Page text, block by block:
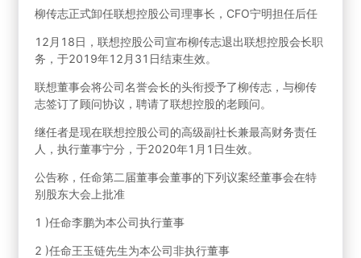
柳传志正式卸任联想控股公司理事长，CFO宁明担任后任
12月18日，联想控股公司宣布柳传志退出联想控股会长职
务，于2019年12月31日结束生效。
联想董事会将公司名誉会长的头衔授予了柳传志，与柳传
志签订了顾问协议，聘请了联想控股的老顾问。
继任者是现在联想控股公司的高级副社长兼最高财务责任
人，执行董事宁分，于2020年1月1日生效。
公告称，任命第二届董事会董事的下列议案经董事会在特
别股东大会上批准
1 )任命李鹏为本公司执行董事
2 )任命王玉链先生为本公司非执行董事